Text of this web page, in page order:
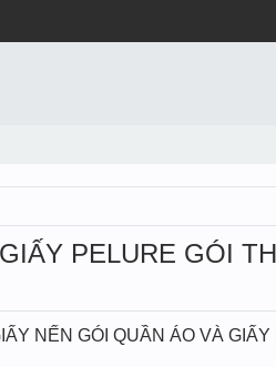
PELURE GÓI
NẾN GÓI QUẦN ÁO VÀ